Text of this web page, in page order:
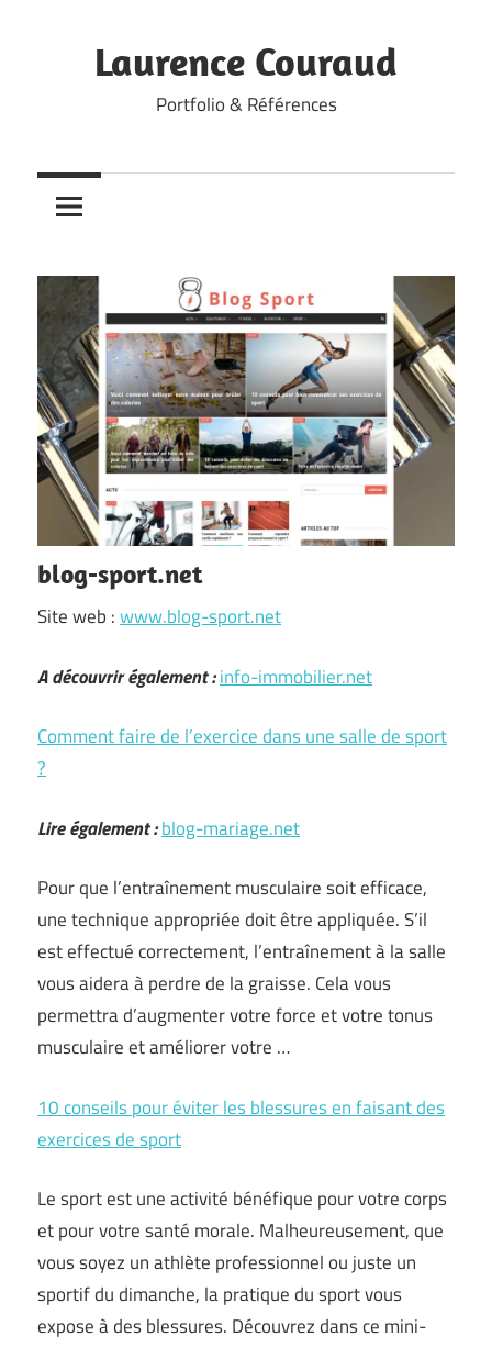
contentLaurence Couraud
Portfolio & Références
blog-sport.net
Site web :www.blog-sport.net
A découvrir également :info-immobilier.net
Comment faire de l’exercice dans une salle de sport
?
Lire également :blog-mariage.net
Pour que l’entraînement musculaire soit efficace,
une technique appropriée doit être appliquée. S’il
est effectué correctement, l’entraînement à la salle
vous aidera à perdre de la graisse. Cela vous
permettra d’augmenter votre force et votre tonus
musculaire et améliorer votre …
10 conseils pour éviter les blessures en faisant des
exercices de sport
Le sport est une activité bénéfique pour votre corps
et pour votre santé morale. Malheureusement, que
vous soyez un athlète professionnel ou juste un
sportif du dimanche, la pratique du sport vous
expose à des blessures. Découvrez dans ce mini-